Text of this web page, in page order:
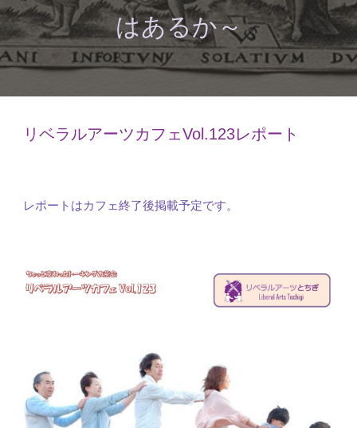
はあるか～
リベラルアーツカフェVol.123レポート
レポートはカフェ終了後掲載予定です。